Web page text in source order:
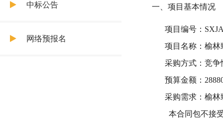
中标公告
网络预报名
一、项目基本情况
项目编号：
项目名称：榆林
采购方式：竞争
预算金额：
采购需求：榆林
本合同包不接